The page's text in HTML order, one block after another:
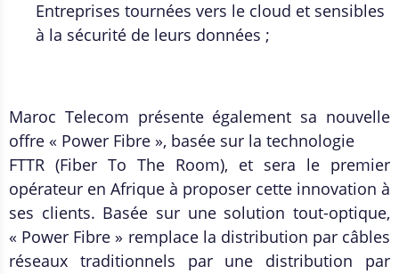
Entreprises tournées vers le cloud et sensibles
à la sécurité de leurs données ;
Maroc Telecom présente également sa nouvelle
offre « Power Fibre », basée sur la technologie
FTTR (Fiber To The Room), et sera le premier
opérateur en Afrique à proposer cette innovation à
ses clients. Basée sur une solution tout-optique,
« Power Fibre » remplace la distribution par câbles
réseaux traditionnels par une distribution par